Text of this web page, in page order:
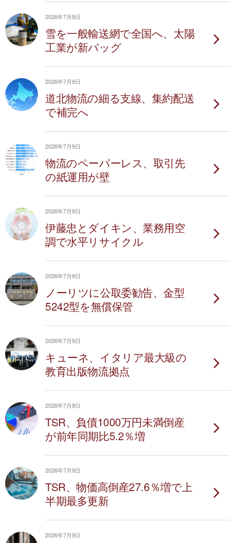
2026年7月9日
雪を一般輸送網で全国へ、太陽
工業が新バッグ
2026年7月9日
道北物流の細る支線、集約配送
で補完へ
2026年7月9日
物流のペーパーレス、取引先
の紙運用が壁
2026年7月9日
伊藤忠とダイキン、業務用空
調で水平リサイクル
2026年7月9日
ノーリツに公取委勧告、金型
5242型を無償保管
2026年7月9日
キューネ、イタリア最大級の
教育出版物流拠点
2026年7月9日
TSR、負債1000万円未満倒産
が前年同期比5.2％増
2026年7月9日
TSR、物価高倒産27.6％増で上
半期最多更新
2026年7月9日